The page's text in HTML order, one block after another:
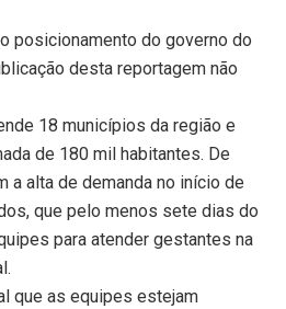
posicionamento do governo do
desta reportagem não
18 municípios da região e
de 180 mil habitantes. De
a alta de demanda no início de
que pelo menos sete dias do
para atender gestantes na
que as equipes estejam